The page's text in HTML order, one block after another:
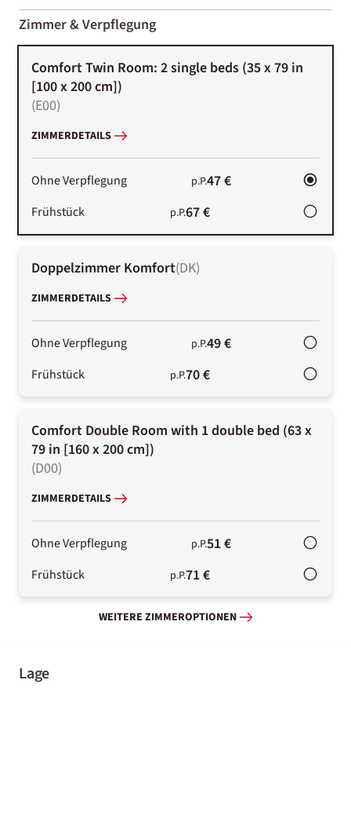
01-02
Zimmer & Verpflegung
Comfort Twin Room: 2 single beds (35 x 79 in
[100 x 200 cm])
(E00)
ZIMMERDETAILS
Ohne Verpflegung p.P.47 €
Frühstück p.P.67 €
Doppelzimmer Komfort(DK)
ZIMMERDETAILS
Ohne Verpflegung p.P.49 €
Frühstück p.P.70 €
Comfort Double Room with 1 double bed (63 x
79 in [160 x 200 cm])
(D00)
ZIMMERDETAILS
Ohne Verpflegung p.P.51 €
Frühstück p.P.71 €
WEITERE ZIMMEROPTIONEN
Lage